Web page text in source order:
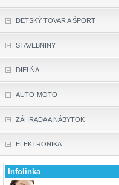
DETSKÝ TOVAR A ŠPORT
STAVEBNINY
DIELŇA
AUTO-MOTO
ZÁHRADA A NÁBYTOK
ELEKTRONIKA
Infolinka